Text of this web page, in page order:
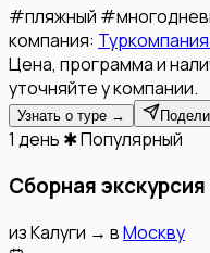
#пляжный #
компания:
Цена, программа и
уточняйте у компании.
Узнать о туре →
1 день ✱ Популярный
Сборная
изКалуги → вМоскву